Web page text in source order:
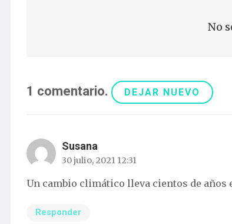
No
1 comentario. DEJAR NUEVO
Susana
30 julio, 2021 12:31
Un cambio climático lleva cientos de años
Responder